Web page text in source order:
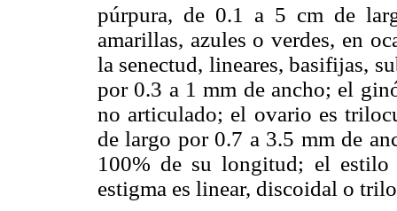
púrpura, de 0.1 a 5 cm de
amarillas, azules o verdes, en
la senectud, lineares, basifijas,
por 0.3 a 1 mm de ancho; el
no articulado; el ovario es
de largo por 0.7 a 3.5 mm de
100% de su longitud; el
estigma es linear, discoidal o